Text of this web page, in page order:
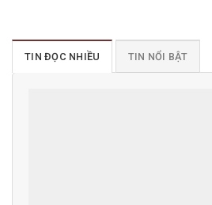
TIN ĐỌC NHIỀU TIN NỔI BẬT